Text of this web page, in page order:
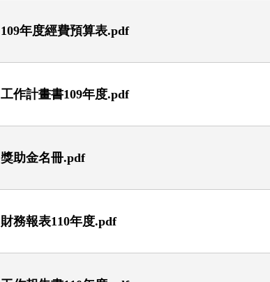
109年度經費預算表.pdf
工作計畫書109年度.pdf
獎助金名冊.pdf
財務報表110年度.pdf